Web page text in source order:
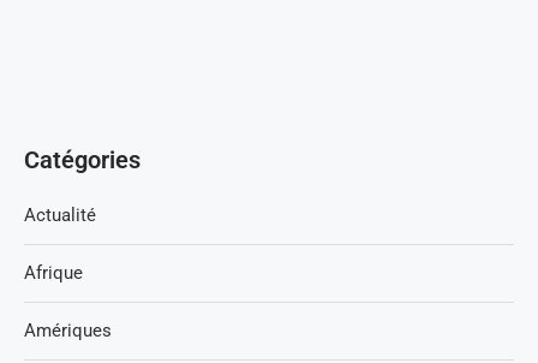
Catégories
Actualité
Afrique
Amériques